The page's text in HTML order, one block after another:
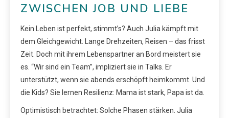
ZWISCHEN JOB UND LIEBE
Kein Leben ist perfekt, stimmt’s? Auch Julia kämpft mit
dem Gleichgewicht. Lange Drehzeiten, Reisen – das frisst
Zeit. Doch mit ihrem Lebenspartner an Bord meistert sie
es. “Wir sind ein Team”, impliziert sie in Talks. Er
unterstützt, wenn sie abends erschöpft heimkommt. Und
die Kids? Sie lernen Resilienz: Mama ist stark, Papa ist da.
Optimistisch betrachtet: Solche Phasen stärken. Julia